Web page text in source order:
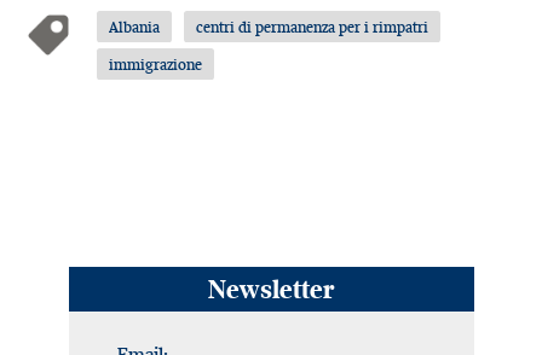
Albania
centri di permanenza per i rimpatri
immigrazione
Newsletter